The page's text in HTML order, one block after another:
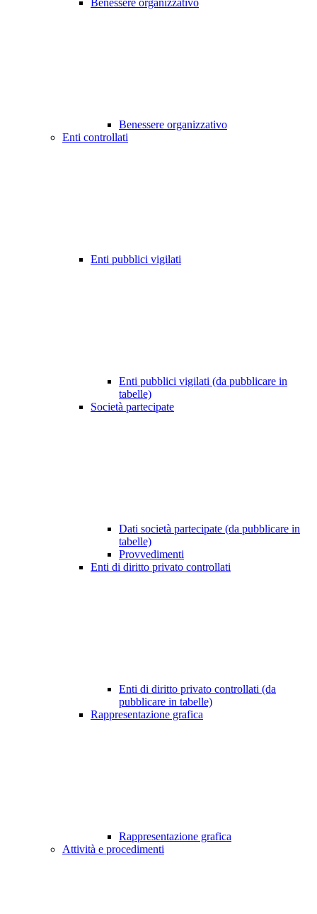
Benessere organizzativo
Benessere organizzativo
Enti controllati
Enti pubblici vigilati
Enti pubblici vigilati (da pubblicare in
tabelle)
Società partecipate
Dati società partecipate (da pubblicare in
tabelle)
Provvedimenti
Enti di diritto privato controllati
Enti di diritto privato controllati (da
pubblicare in tabelle)
Rappresentazione grafica
Rappresentazione grafica
Attività e procedimenti